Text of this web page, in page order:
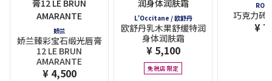
娇兰
娇兰臻彩宝石缎光唇膏
12 LE BRUN
AMARANTE
¥ 4,500
L'Occitane / 欧舒丹
欧舒丹乳木果舒缓特润
身体润肤霜
¥ 5,100
免税店限定
巧克力砖
¥